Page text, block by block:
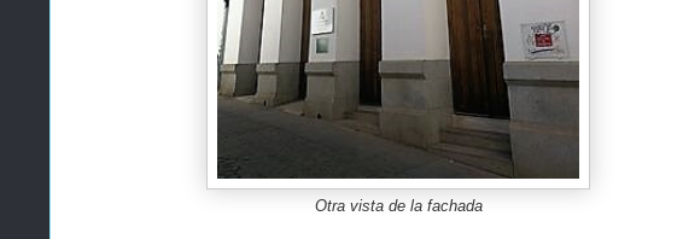
Otra vista de la fachada